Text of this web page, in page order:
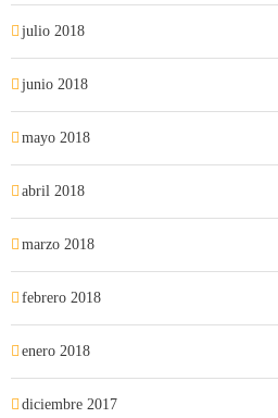
julio 2018
junio 2018
mayo 2018
abril 2018
marzo 2018
febrero 2018
enero 2018
diciembre 2017